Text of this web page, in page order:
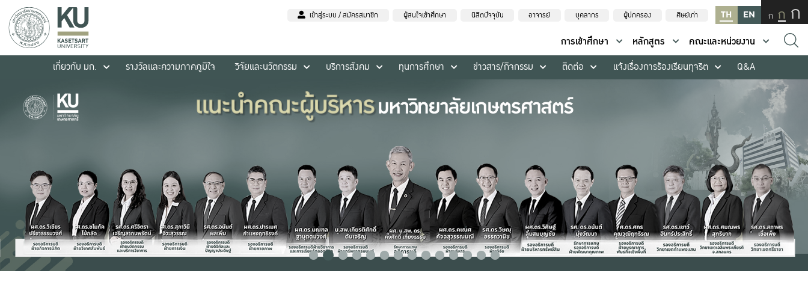
เข้าสู่ระบบ / สมัครสมาชิก ผู้สนใจเข้าศึกษา นิสิตปัจจุบัน อาจารย์ บุคลากร ผู้ปกครอง ศิษย์เก่า TH EN ก ก ก
การเข้าศึกษา หลักสูตร
คณะและหน่วยงาน
เกี่ยวกับ มก.
รางวัลและความภาคภูมิใจ วิจัยและนวัตกรรม บริการสังคม ทุนการศึกษา ข่าวสาร/กิจกรรม ติดต่อ แจ้งเรื่องการร้องเรียนทุจริต Q&A